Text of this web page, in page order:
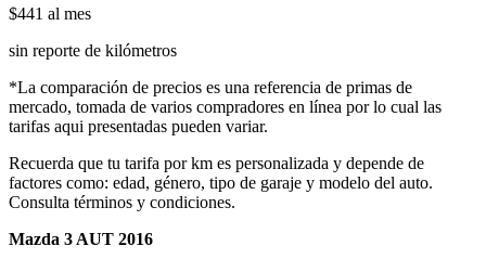
$441 al mes
sin reporte de kilómetros
*La comparación de precios es una referencia de primas de
mercado, tomada de varios compradores en línea por lo cual las
tarifas aqui presentadas pueden variar.
Recuerda que tu tarifa por km es personalizada y depende de
factores como: edad, género, tipo de garaje y modelo del auto.
Consulta términos y condiciones.
Mazda 3 AUT 2016